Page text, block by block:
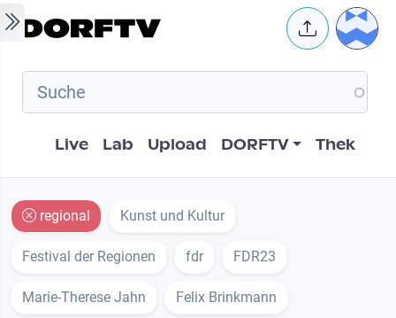
Skip to main content User
Hauptnavigation
Live Lab Upload DORFTV Thek
regional Kunst und Kultur
Festival der Regionen fdr FDR23
Marie-Therese Jahn Felix Brinkmann